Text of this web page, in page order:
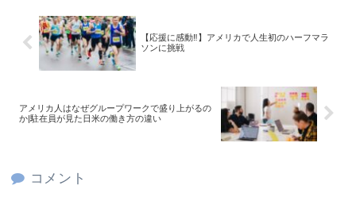
【応援に感動‼︎】アメリカで人生初のハーフマラ
ソンに挑戦
アメリカ人はなぜグループワークで盛り上がるの
か|駐在員が見た日米の働き方の違い
コメント